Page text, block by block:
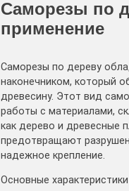
Саморезы по
применение
Саморезы по дереву
наконечником, который
древесину. Этот вид
работы с материалами,
как дерево и древесные
предотвращают
надежное крепление.
Основные